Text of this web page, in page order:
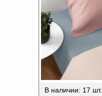
В наличии: 17 шт.